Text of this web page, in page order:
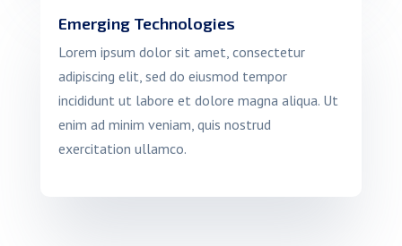
Emerging Technologies
Lorem ipsum dolor sit amet, consectetur
adipiscing elit, sed do eiusmod tempor
incididunt ut labore et dolore magna aliqua. Ut
enim ad minim veniam, quis nostrud
exercitation ullamco.